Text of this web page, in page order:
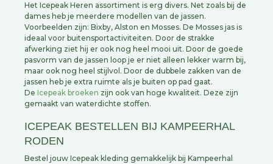
Het Icepeak Heren assortiment is erg divers. Net zoals bij de
dames heb je meerdere modellen van de jassen.
Voorbeelden zijn: Bixby, Alston en Mosses. De Mosses jas is
ideaal voor buitensportactiviteiten. Door de strakke
afwerking ziet hij er ook nog heel mooi uit. Door de goede
pasvorm van de jassen loop je er niet alleen lekker warm bij,
maar ook nog heel stijlvol. Door de dubbele zakken van de
jassen heb je extra ruimte als je buiten op pad gaat.
De Icepeak broeken zijn ook van hoge kwaliteit. Deze zijn
gemaakt van waterdichte stoffen.
ICEPEAK BESTELLEN BIJ KAMPEERHAL
RODEN
Bestel jouw Icepeak kleding gemakkelijk bij Kampeerhal